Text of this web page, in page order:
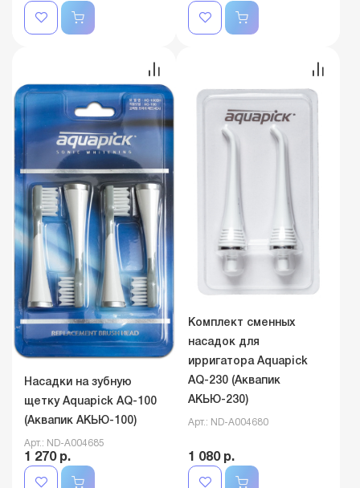
Насадки на зубную
щетку Aquapick AQ-100
(Аквапик АКЬЮ-100)
Арт.: ND-A004685
1 270 р.
Комплект сменных
насадок для
ирригатора Aquapick
AQ-230 (Аквапик
АКЬЮ-230)
Арт.: ND-A004680
1 080 р.